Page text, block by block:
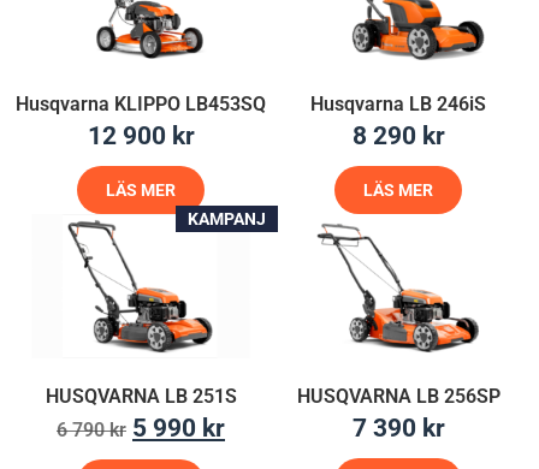
Husqvarna KLIPPO LB453SQ
12 900 kr
LÄS MER
Husqvarna LB 246iS
8 290 kr
LÄS MER
KAMPANJ
HUSQVARNA LB 251S
6 790kr 5 990 kr
HUSQVARNA LB 256SP
7 390 kr